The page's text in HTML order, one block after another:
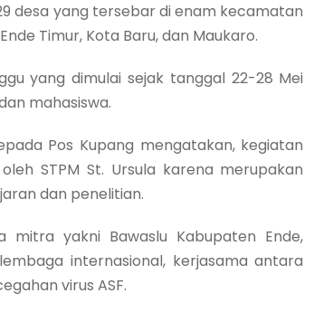
desa yang tersebar di enam kecamatan
Timur, Kota Baru, dan Maukaro.
yang dimulai sejak tanggal 22-28 Mei
mahasiswa.
Pos Kupang mengatakan, kegiatan
STPM St. Ursula karena merupakan
dan penelitian.
yakni Bawaslu Kabupaten Ende,
internasional, kerjasama antara
virus ASF.